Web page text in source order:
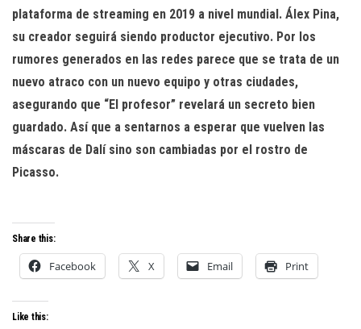
plataforma de streaming en 2019 a nivel mundial. Álex Pina,
su creador seguirá siendo productor ejecutivo. Por los
rumores generados en las redes parece que se trata de un
nuevo atraco con un nuevo equipo y otras ciudades,
asegurando que “El profesor” revelará un secreto bien
guardado. Así que a sentarnos a esperar que vuelven las
máscaras de Dalí sino son cambiadas por el rostro de
Picasso.
Share this:
Facebook X Email Print
Like this: